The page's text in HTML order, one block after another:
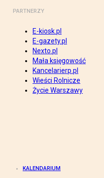
PARTNERZY
E-kiosk.pl
E-gazety.pl
Nexto.pl
Mała księgowość
Kancelarierp.pl
Wieści Rolnicze
Życie Warszawy
KALENDARIUM